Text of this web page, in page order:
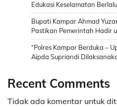
Edukasi Keselamatan
Bupati Kampar Ahmad
Pastikan Pemerintah Hadir
“Polres Kampar Berduka –
Aipda Supriandi
Recent Comments
Tidak ada komentar untuk